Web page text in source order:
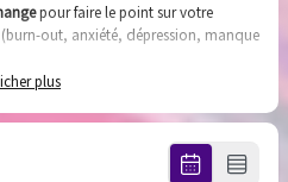
pour faire le point sur votre
out, anxiété, dépression, manque
confidentiel, bienveillant et sans
espace d’écoute et de clarté avant
plus